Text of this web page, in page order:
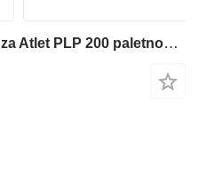
Atlet PLP 200 341948 volan za Atlet PLP 200 paletnog viljuškara